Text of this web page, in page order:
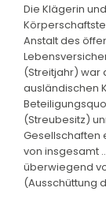
Die Klägerin
Anstalt des
(Streitjahr) war
ausländischen
(Streubesitz)
Gesellschaften
von insgesamt
überwiegend
(Ausschüttung